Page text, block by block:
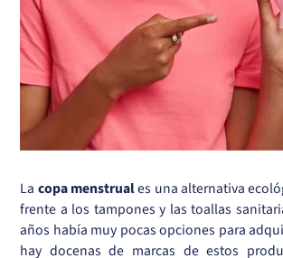
La copa menstruales una alternativa
frente a los tampones y las toallas
años había muy pocas opciones para
hay docenas de marcas de estos